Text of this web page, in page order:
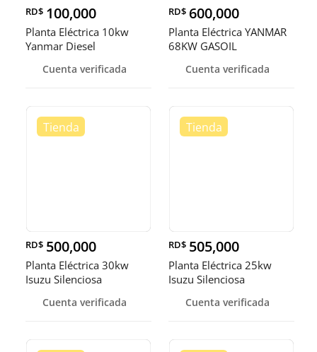
RD$ 100,000
Planta Eléctrica 10kw
Yanmar Diesel
Cuenta verificada
RD$ 600,000
Planta Eléctrica YANMAR
68KW GASOIL
Cuenta verificada
RD$ 500,000
Planta Eléctrica 30kw
Isuzu Silenciosa
Cuenta verificada
RD$ 505,000
Planta Eléctrica 25kw
Isuzu Silenciosa
Cuenta verificada